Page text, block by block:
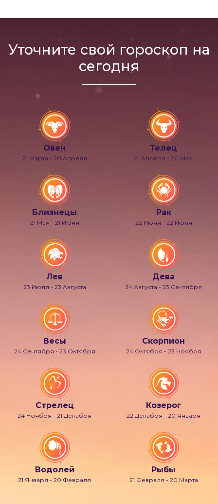
Уточните свой гороскоп на
сегодня
Овен
21 Марта - 20 Апреля
Телец
21 Апреля - 20 Мая
Близнецы
21 Мая - 21 Июня
Рак
22 Июня - 22 Июля
Лев
23 Июля - 23 Августа
Дева
24 Августа - 23 Сентября
Весы
24 Сентября - 23 Октября
Скорпион
24 Октября - 23 Ноября
Стрелец
24 Ноября - 21 Декабря
Козерог
22 Декабря - 20 Января
Водолей
21 Января - 20 Февраля
Рыбы
21 Февраля - 20 Марта